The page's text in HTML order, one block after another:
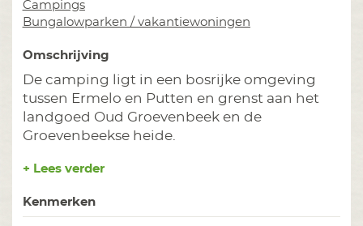
Campings
Bungalowparken / vakantiewoningen
Omschrijving
De camping ligt in een bosrijke omgeving
tussen Ermelo en Putten en grenst aan het
landgoed Oud Groevenbeek en de
Groevenbeekse heide.
+ Lees verder
Kenmerken